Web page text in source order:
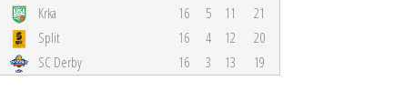
Krka 16 5 11
21
Split 16 4 12
20
SC Derby 16 3 13 19